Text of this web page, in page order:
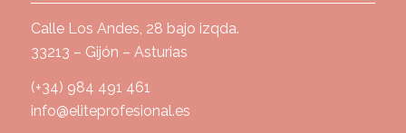
Calle Los Andes, 28 bajo izqda.
33213 – Gijón – Asturias
(+34) 984 491 461
info@eliteprofesional.es